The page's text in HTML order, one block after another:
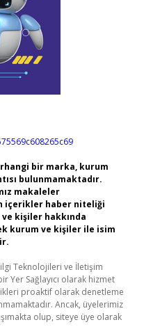
bir marka, kurum
bulunmamaktadır.
makaleler
içerikler haber niteliği
kişiler hakkında
kurum ve kişiler ile isim
Teknolojileri ve İletişim
Yer Sağlayıcı olarak hizmet
proaktif olarak denetleme
Ancak, üyelerimiz
olup, siteye üye olarak